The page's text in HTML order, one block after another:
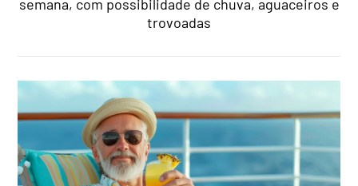
semana, com possibilidade de chuva, aguaceiros e
trovoadas